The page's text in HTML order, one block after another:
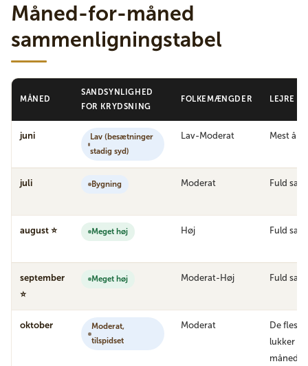
Måned-for-måned
sammenligningstabel
MÅNED
SANDSYNLIGHED
FOR KRYDSNING
FOLKEMÆNGDER LEJRE
juni
Lav (besætninger
stadig syd)
Lav-Moderat Mest
juli Bygning Moderat Fuld
august ⭐ Meget høj Høj Fuld
september
⭐
Meget høj Moderat-Høj Fuld
oktober
Moderat,
tilspidset
Moderat
De fleste
lukker
måneden